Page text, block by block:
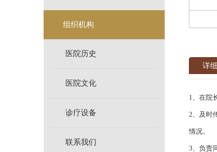
组织机构
医院历史
医院文化
诊疗设备
联系我们
详
1、在院
2、及时
情况。
3、负责